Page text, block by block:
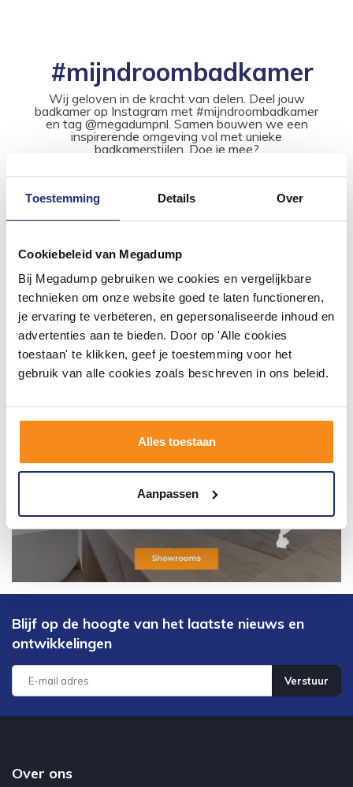
Toestemming Details Over
Cookiebeleid van Megadump
Bij Megadump gebruiken we cookies en vergelijkbare
technieken om onze website goed te laten functioneren,
je ervaring te verbeteren, en gepersonaliseerde inhoud en
advertenties aan te bieden. Door op 'Alle cookies
toestaan' te klikken, geef je toestemming voor het
gebruik van alle cookies zoals beschreven in ons beleid.
Alles toestaan
Aanpassen
#mijndroombadkamer
Wij geloven in de kracht van delen. Deel jouw
badkamer op Instagram met #mijndroombadkamer
en tag @megadumpnl. Samen bouwen we een
inspirerende omgeving vol met unieke
badkamerstijlen. Doe je mee?
Blijf op de hoogte van het laatste nieuws en
ontwikkelingen
Verstuur
Over ons